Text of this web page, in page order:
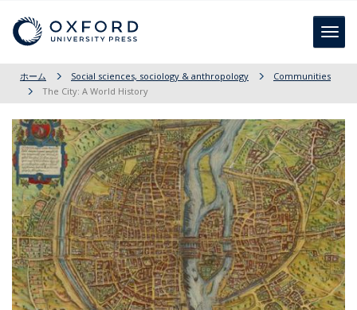
ホーム Social sciences, sociology & anthropology
Communities
The City: A World History